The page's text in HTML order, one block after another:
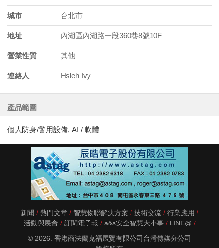
城市 台北市
地址 內湖區內湖路一段360巷8號10F
營業性質 其他
連絡人 Hsieh Ivy
產品範圍
個人防身/警用設備, AI / 軟體
新聞 熱門文章 智慧物聯解決方案 技術交流
行業應用
活動與展會
訂閱電子報 a&s安全智慧大小事
LINE@
© 2026. 香港商法蘭克福展覽有限公司台灣傳媒分公司